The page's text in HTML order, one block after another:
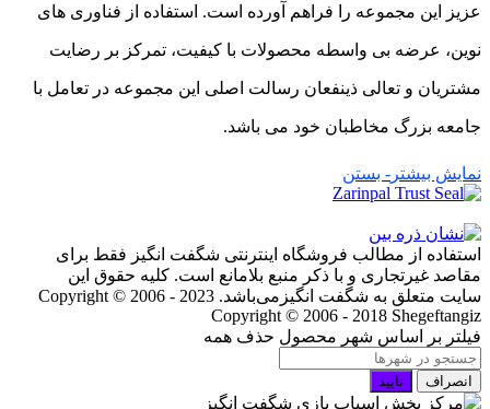
عزیز این مجموعه را فراهم آورده است. استفاده از فناوری های
نوین، عرضه بی واسطه محصولات با کیفیت، تمرکز بر رضایت
مشتریان و تعالی ذینفعان رسالت اصلی این مجموعه در تعامل با
جامعه بزرگ مخاطبان خود می باشد.
نمایش بیشتر - بستن
استفاده از مطالب فروشگاه اینترنتی شگفت انگیز فقط برای
مقاصد غیرتجاری و با ذکر منبع بلامانع است. کلیه حقوق این
سایت متعلق به شگفت انگیزمی‌باشد. Copyright © 2006 - 2023
Copyright © 2006 - 2018 Shegeftangiz
فیلتر بر اساس شهر محصول حذف همه
انصراف تایید